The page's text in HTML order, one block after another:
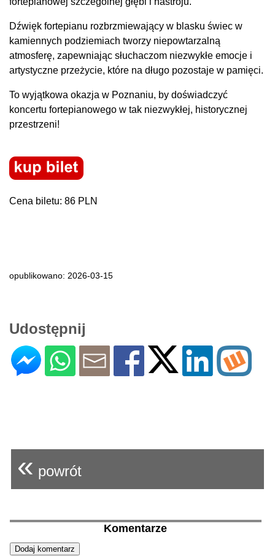
Dźwięk fortepianu rozbrzmiewający w blasku świec w
kamiennych podziemiach tworzy niepowtarzalną
atmosferę, zapewniając słuchaczom niezwykłe emocje i
artystyczne przeżycie, które na długo pozostaje w pamięci.
To wyjątkowa okazja w Poznaniu, by doświadczyć
koncertu fortepianowego w tak niezwykłej, historycznej
przestrzeni!
Cena biletu: 86 PLN
opublikowano: 2026-03-15
Udostępnij
« powrót
Komentarze